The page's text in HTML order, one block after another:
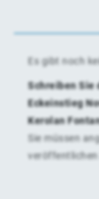
Es gibt noch
Schreiben Sie
Eckeinstieg
Kerolan
Sie müssen
veröffentlichen